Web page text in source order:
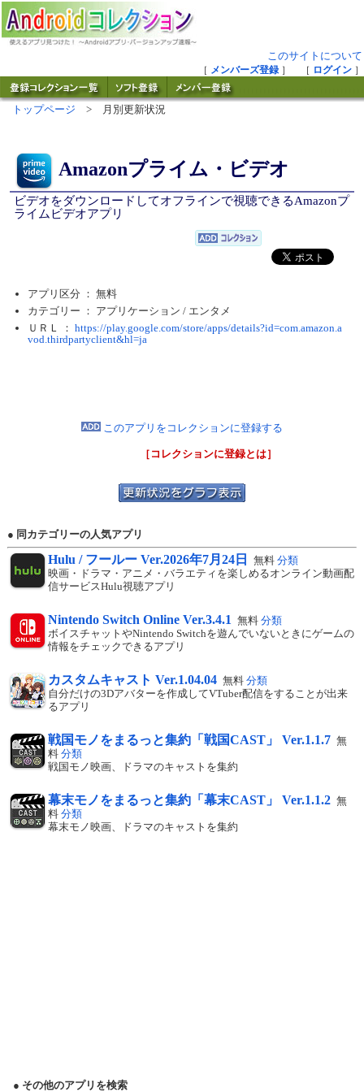
このサイトについて
［ メンバーズ登録］ ［ ログイン ］
トップページ > 月別更新状況
Amazonプライム・ビデオ
ビデオをダウンロードしてオフラインで視聴できるAmazonプ
ライムビデオアプリ
アプリ区分 ： 無料
カテゴリー ： アプリケーション / エンタメ
ＵＲＬ ： https://play.google.com/store/apps/details?id=com.amazon.a
vod.thirdpartyclient&hl=ja
このアプリをコレクションに登録する
［コレクションに登録とは］
● 同カテゴリーの人気アプリ
Hulu / フールー Ver.2026年7月24日 無料 分類
映画・ドラマ・アニメ・バラエティを楽しめるオンライン動画配
信サービスHulu視聴アプリ
Nintendo Switch Online Ver.3.4.1 無料 分類
ボイスチャットやNintendo Switchを遊んでいないときにゲームの
情報をチェックできるアプリ
カスタムキャスト Ver.1.04.04 無料 分類
自分だけの3Dアバターを作成してVTuber配信をすることが出来
るアプリ
戦国モノをまるっと集約「戦国CAST」 Ver.1.1.7 無
料 分類
戦国モノ映画、ドラマのキャストを集約
幕末モノをまるっと集約「幕末CAST」 Ver.1.1.2 無
料 分類
幕末モノ映画、ドラマのキャストを集約
● その他のアプリを検索